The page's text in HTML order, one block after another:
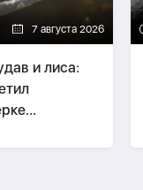
7 августа 2026
и лиса:
животных